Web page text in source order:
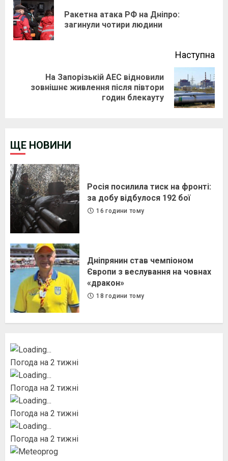
ReadingРакетна атака РФ на Дніпро:
загинули чотири людини
Наступна
Next
На Запорізькій АЕС відновили
зовнішнє живлення після півтори
годин блекауту
ЩЕ НОВИНИ
Росія посилила тиск на фронті:
за добу відбулося 192 бої
16 години тому
Дніпрянин став чемпіоном
Європи з веслування на човнах
«дракон»
18 години тому
Погода на 2 тижні
Погода на 2 тижні
Погода на 2 тижні
Погода на 2 тижні